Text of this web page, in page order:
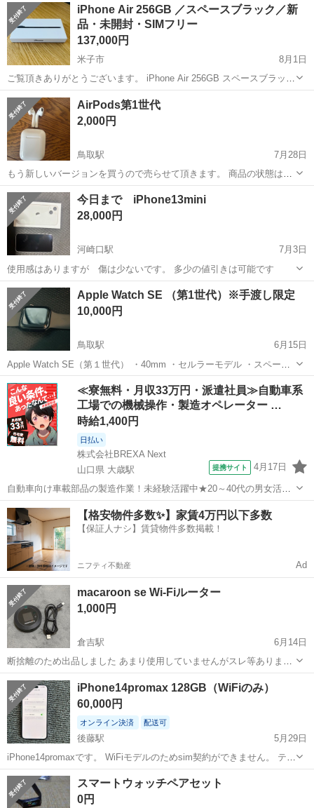
に是非、ご利用頂ければと思います。 直接の受け渡し及び発...
iPhone Air 256GB ／スペースブラック／新
品・未開封・SIMフリー
137,000円
米子市
8月1日
ご覧頂きありがとうございます。 iPhone Air 256GB スペースブラック
新品、未開封です。 この機会に是非、ご利用頂ければと思います。 直
接の受け渡し及び発送可能です。 発送をご希望の場合は、銀行振込み
確認...
鳥取 米子市
AirPods第1世代
2,000円
鳥取駅
7月28日
もう新しいバージョンを買うので売らせて頂きます。 商品の状態はケ
ースに傷が少しあります。 よろしくお願いします
鳥取 鳥取市 鳥取駅
今日まで iPhone13mini
28,000円
河崎口駅
7月3日
使用感はありますが 傷は少ないです。 多少の値引きは可能です
鳥取 米子市
Apple Watch SE （第1世代）※手渡し限定
10,000円
鳥取駅
6月15日
Apple Watch SE（第１世代） ・40mm ・セルラーモデル ・スペース
グレイ ・バッテリー容量 81％ ・AppleCare 保証期間外 ・動作良好
・全体的に細かな傷あり ・付属品なし ・...
鳥取 鳥取市 鳥取駅 その他 Apple Watch
≪寮無料・月収33万円・派遣社員≫自動車系
工場での機械操作・製造オペレーター …
時給1,400円
日払い
株式会社BREXA Next
山口県 大歳駅
提携サイト 4月17日
自動車向け車載部品の製造作業！未経験活躍中★20～40代の男女活躍
中！友達同士での応募OK！備品付きワンルーム寮費無料！赴任旅費会
社負担！生活支援物資事前対応可◎格安食堂利用可！年間休日135日
♪《山口県山口市》 人気の工...
山口 山口市 大歳駅 その他
【格安物件多数✨】家賃4万円以下多数
【保証人ナシ】賃貸物件多数掲載！
ニフティ不動産 Ad
macaroon se Wi-Fiルーター
1,000円
倉吉駅
6月14日
断捨離のため出品しました あまり使用していませんがスレ等あります
お気軽にコメントどうぞ(*´꒳`*) プロフ確認お願いします
鳥取 倉吉市
iPhone14promax 128GB（WiFiのみ）
60,000円
オンライン決済 配送可
後藤駅
5月29日
iPhone14promaxです。 WiFiモデルのためsim契約ができません。 テザ
リングなどはできるので、2台もちにおすすめです！ 比較的外観は綺
麗で目立った傷はありません。 バッテリー残量91% 手渡しでも、郵送
で...
鳥取 米子市 後藤駅 その他
スマートウォッチペアセット
0円